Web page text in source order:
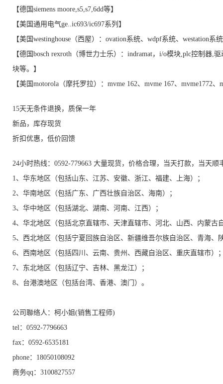
【德国siemens moore,s5,s7,6dd等】
【美国通用电气ge..ic693/ic697系列】
【美国westinghouse（西屋）：ovation系统、wdpf系统、westation系
【德国bosch rexroth（博世力士乐）：indramat，i/o模块,plc控制器,驱
块等。】
【美国motorola（摩托罗拉）：mvme 162、mvme 167、mvme1772、
15天无条件退换，质保一年
新品，库存现货
折扣优惠，低价回馈
24小时热线：0592-779663 大量现货，价格合理，当天打款，当天顺
1、华东地区（包括山东、江苏、安徽、浙江、福建、上海）；
2、华南地区（包括广东、广西壮族自治区、海南）；
3、华中地区（包括湖北、湖南、河南、江西）；
4、华北地区（包括北京直辖市、天津直辖市、河北、山西、内蒙古
5、西北地区（包括宁夏回族自治区、新疆维吾尔族自治区、青海、
6、西南地区（包括四川、云南、贵州、西藏自治区、重庆直辖市）
7、东北地区（包括辽宁、吉林、黑龙江）；
8、台港澳地区（包括台湾、香港、澳门）。
公司聯络人：柯小姐(销售工程师)
tel：0592-7796663
fax：0592-6535181
phone：18050108092
商务qq：3100827557